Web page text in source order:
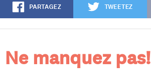
PARTAGEZ TWEETEZ
Ne manquez pas!